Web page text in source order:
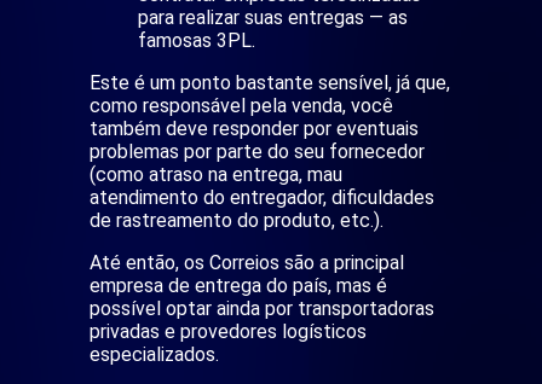
para realizar suas entregas — as
famosas 3PL.
Este é um ponto bastante sensível, já que,
como responsável pela venda, você
também deve responder por eventuais
problemas por parte do seu fornecedor
(como atraso na entrega, mau
atendimento do entregador, dificuldades
de rastreamento do produto, etc.).
Até então, os Correios são a principal
empresa de entrega do país, mas é
possível optar ainda por transportadoras
privadas e provedores logísticos
especializados.